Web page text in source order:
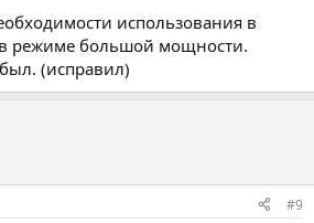
использования в
в режиме большой мощности.
(исправил)
#9